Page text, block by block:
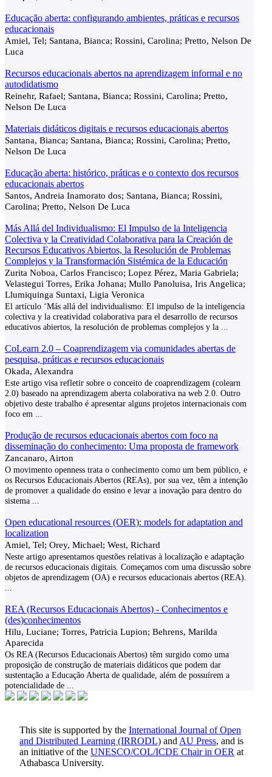
Educação aberta: configurando ambientes, práticas e recursos
educacionais
Amiel, Tel; Santana, Bianca; Rossini, Carolina; Pretto, Nelson De
Luca
Recursos educacionais abertos na aprendizagem informal e no
autodidatismo
Reinehr, Rafael; Santana, Bianca; Rossini, Carolina; Pretto,
Nelson De Luca
Materiais didáticos digitais e recursos educacionais abertos
Santana, Bianca; Santana, Bianca; Rossini, Carolina; Pretto,
Nelson De Luca
Educação aberta: histórico, práticas e o contexto dos recursos
educacionais abertos
Santos, Andreia Inamorato dos; Santana, Bianca; Rossini,
Carolina; Pretto, Nelson De Luca
Más Allá del Individualismo: El Impulso de la Inteligencia
Colectiva y la Creatividad Colaborativa para la Creación de
Recursos Educativos Abiertos, la Resolución de Problemas
Complejos y la Transformación Sistémica de la Educación
Zurita Noboa, Carlos Francisco; Lopez Pérez, Maria Gabriela;
Velastegui Torres, Erika Johana; Mullo Panoluisa, Iris Angelica;
Llumiquinga Suntaxi, Ligia Veronica
El artículo ‘Más allá del individualismo: El impulso de la inteligencia
colectiva y la creatividad colaborativa para el desarrollo de recursos
educativos abiertos, la resolución de problemas complejos y la
CoLearn 2.0 – Coaprendizagem via comunidades abertas de
pesquisa, práticas e recursos educacionais
Okada, Alexandra
Este artigo visa refletir sobre o conceito de coaprendizagem (colearn
2.0) baseado na aprendizagem aberta colaborativa na web 2.0. Outro
objetivo deste trabalho é apresentar alguns projetos internacionais com
foco em
Produção de recursos educacionais abertos com foco na
disseminação do conhecimento: Uma proposta de framework
Zancanaro, Airton
O movimento openness trata o conhecimento como um bem público, e
os Recursos Educacionais Abertos (REAs), por sua vez, têm a intenção
de promover a qualidade do ensino e levar a inovação para dentro do
sistema
Open educational resources (OER): models for adaptation and
localization
Amiel, Tel; Orey, Michael; West, Richard
Neste artigo apresentamos questões relativas à localização e adaptação
de recursos educacionais digitais. Começamos com uma discussão sobre
objetos de aprendizagem (OA) e recursos educacionais abertos (REA).
REA (Recursos Educacionais Abertos) - Conhecimentos e
(des)conhecimentos
Hilu, Luciane; Torres, Patricia Lupion; Behrens, Marilda
Aparecida
Os REA (Recursos Educacionais Abertos) têm surgido como uma
proposição de construção de materiais didáticos que podem dar
sustentação a Educação Aberta de qualidade, além de possuírem a
potencialidade de
This site is supported by the International Journal of Open
and Distributed Learning (IRRODL) and AU Press, and is
an initiative of the UNESCO/COL/ICDE Chair in OER at
Athabasca University.